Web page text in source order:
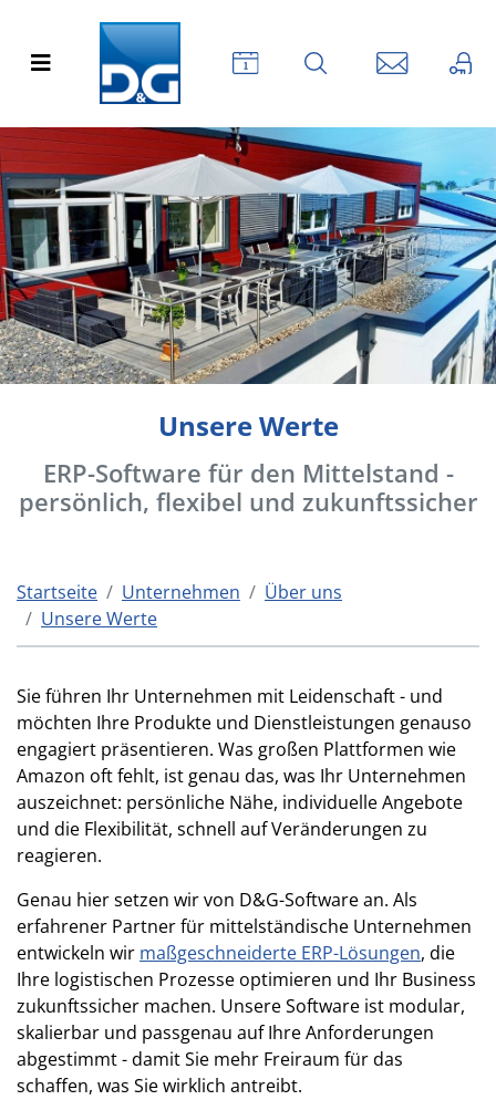
Unsere Werte
ERP-Software für den Mittelstand -
persönlich, flexibel und zukunftssicher
Startseite Unternehmen
Über uns
Unsere Werte
Sie führen Ihr Unternehmen mit Leidenschaft - und
möchten Ihre Produkte und Dienstleistungen genauso
engagiert präsentieren. Was großen Plattformen wie
Amazon oft fehlt, ist genau das, was Ihr Unternehmen
auszeichnet: persönliche Nähe, individuelle Angebote
und die Flexibilität, schnell auf Veränderungen zu
reagieren.
Genau hier setzen wir von D&G-Software an. Als
erfahrener Partner für mittelständische Unternehmen
entwickeln wir maßgeschneiderte ERP-Lösungen, die
Ihre logistischen Prozesse optimieren und Ihr Business
zukunftssicher machen. Unsere Software ist modular,
skalierbar und passgenau auf Ihre Anforderungen
abgestimmt - damit Sie mehr Freiraum für das
schaffen, was Sie wirklich antreibt.